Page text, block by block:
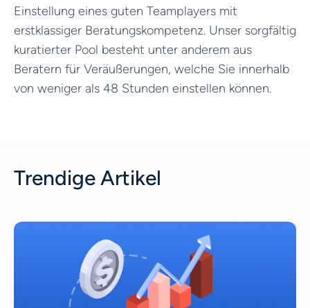
Einstellung eines guten Teamplayers mit
erstklassiger Beratungskompetenz. Unser sorgfältig
kuratierter Pool besteht unter anderem aus
Beratern für Veräußerungen, welche Sie innerhalb
von weniger als 48 Stunden einstellen können.
Trendige Artikel